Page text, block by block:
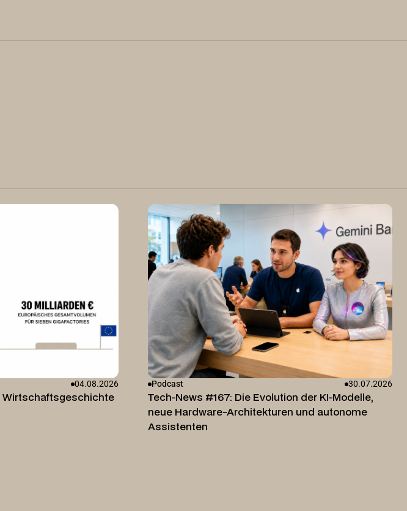
04.08.2026
Wirtschaftsgeschichte
Podcast 30.07.2026
Tech-News #167: Die Evolution der KI-Modelle,
neue Hardware-Architekturen und autonome
Assistenten